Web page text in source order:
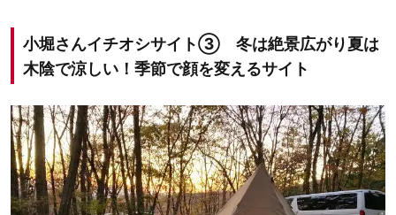
小堀さんイチオシサイト③ 冬は絶景広がり夏は
木陰で涼しい！季節で顔を変えるサイト